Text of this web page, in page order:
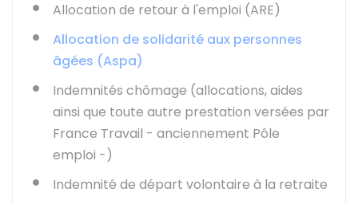
Allocation de retour à l'emploi (ARE)
Allocation de solidarité aux personnes
âgées (Aspa)
Indemnités chômage (allocations, aides
ainsi que toute autre prestation versées par
France Travail - anciennement Pôle
emploi -)
Indemnité de départ volontaire à la retraite